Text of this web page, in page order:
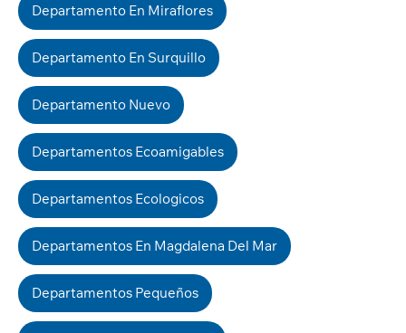
Departamento En Miraflores
Departamento En Surquillo
Departamento Nuevo
Departamentos Ecoamigables
Departamentos Ecologicos
Departamentos En Magdalena Del Mar
Departamentos Pequeños